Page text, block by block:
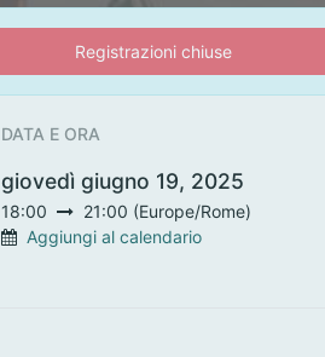
Registrazioni chiuse
DATA E ORA
giovedì giugno 19, 2025
18:00 21:00 (Europe/Rome)
Aggiungi al calendario